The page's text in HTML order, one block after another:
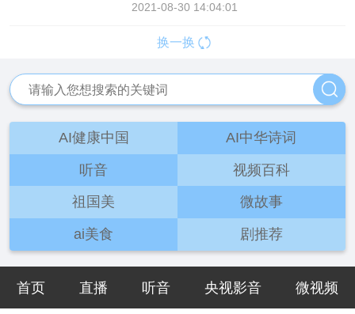
2021-08-30 14:04:01
换一换
AI健康中国
AI中华诗词
听音
视频百科
祖国美
微故事
ai美食
剧推荐
首页 直播 听音 央视影音 微视频